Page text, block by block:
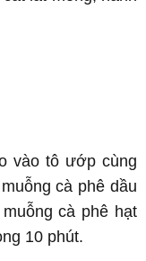
vào tô ướp cùng
cà phê dầu
cà phê hạt
10 phút.